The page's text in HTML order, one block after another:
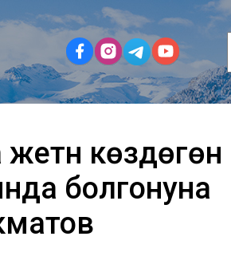
көздөгөн
болгонуна